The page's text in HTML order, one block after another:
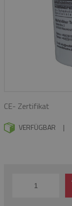
CE- Zertifikat
VERFÜGBAR |